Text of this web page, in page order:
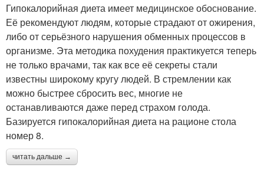
Гипокалорийная диета имеет медицинское обоснование.
Её рекомендуют людям, которые страдают от ожирения,
либо от серьёзного нарушения обменных процессов в
организме. Эта методика похудения практикуется теперь
не только врачами, так как все её секреты стали
известны широкому кругу людей. В стремлении как
можно быстрее сбросить вес, многие не
останавливаются даже перед страхом голода.
Базируется гипокалорийная диета на рационе стола
номер 8.
читать дальше →